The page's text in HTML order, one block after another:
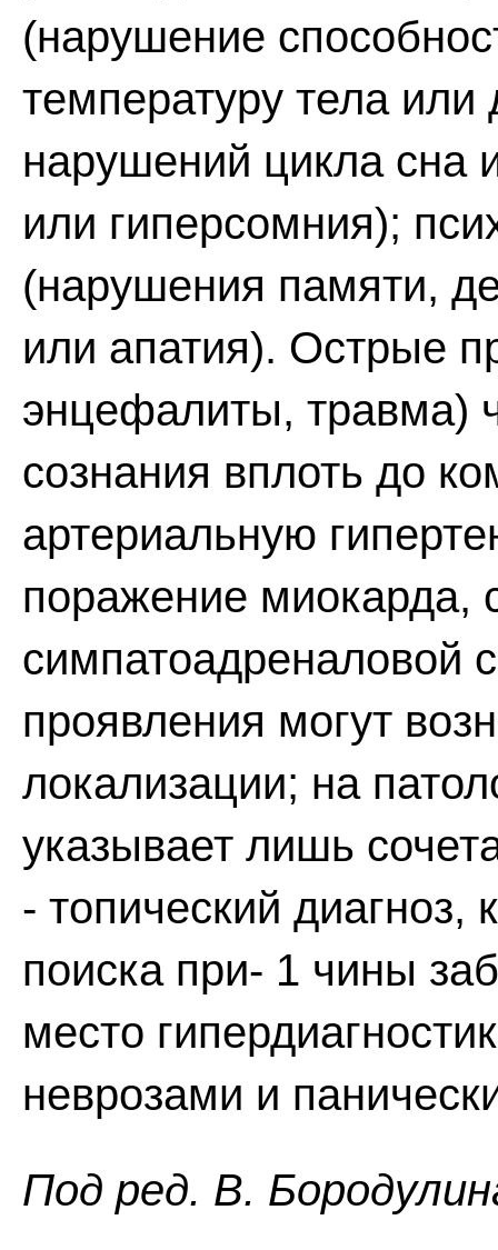
(нарушение
температуру тела
нарушений цикла сна
или гиперсомния);
(нарушения памяти,
или апатия). Острые
энцефалиты, травма)
сознания вплоть до
артериальную
поражение миокарда,
симпатоадреналовой
проявления могут
локализации; на
указывает лишь
- топический диагноз,
поиска при- 1 чины
место
неврозами и
Пoд peд. B.